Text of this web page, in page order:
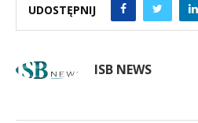
UDOSTĘPNIJ
ISB NEWS